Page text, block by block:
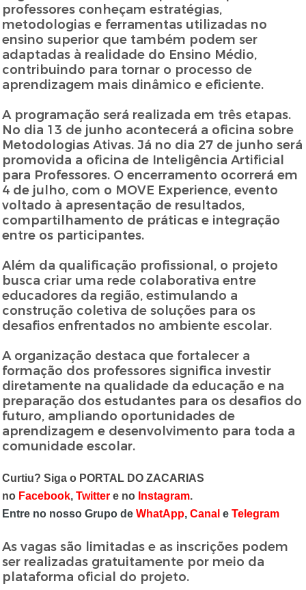
professores conheçam estratégias,
metodologias e ferramentas utilizadas no
ensino superior que também podem ser
adaptadas à realidade do Ensino Médio,
contribuindo para tornar o processo de
aprendizagem mais dinâmico e eficiente.
A programação será realizada em três etapas.
No dia 13 de junho acontecerá a oficina sobre
Metodologias Ativas. Já no dia 27 de junho será
promovida a oficina de Inteligência Artificial
para Professores. O encerramento ocorrerá em
4 de julho, com o MOVE Experience, evento
voltado à apresentação de resultados,
compartilhamento de práticas e integração
entre os participantes.
Além da qualificação profissional, o projeto
busca criar uma rede colaborativa entre
educadores da região, estimulando a
construção coletiva de soluções para os
desafios enfrentados no ambiente escolar.
A organização destaca que fortalecer a
formação dos professores significa investir
diretamente na qualidade da educação e na
preparação dos estudantes para os desafios do
futuro, ampliando oportunidades de
aprendizagem e desenvolvimento para toda a
comunidade escolar.
Curtiu? Siga o PORTAL DO ZACARIAS
no Facebook,Twitter e no Instagram.
Entre no nosso Grupo deWhatApp,Canal eTelegram
As vagas são limitadas e as inscrições podem
ser realizadas gratuitamente por meio da
plataforma oficial do projeto.